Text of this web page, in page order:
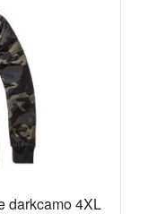
darkcamo 4XL